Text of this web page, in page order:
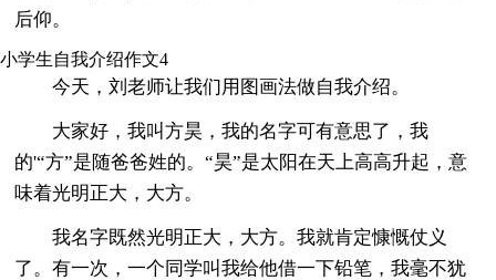
后仰。
小学生自我介绍作文4
今天，刘老师让我们用图画法做自我介绍。
大家好，我叫方昊，我的名字可有意思了，我
的'“方”是随爸爸姓的。“昊”是太阳在天上高高升起，意
味着光明正大，大方。
我名字既然光明正大，大方。我就肯定慷慨仗义
了。有一次，一个同学叫我给他借一下铅笔，我毫不犹